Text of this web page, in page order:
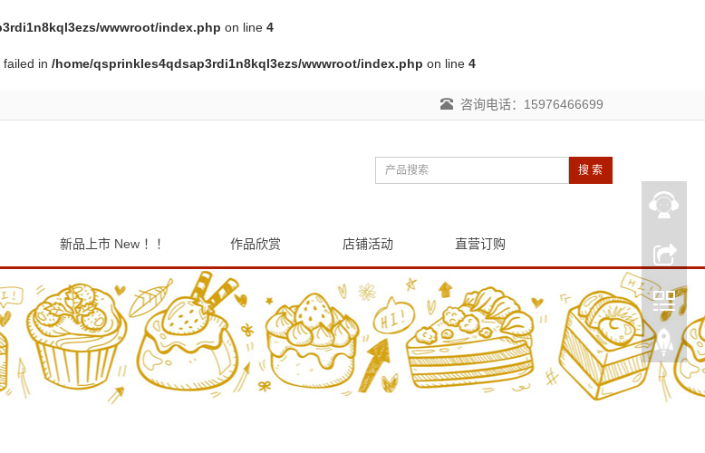
wwwroot/index.php on line 4
in /home/qsprinkles4qdsap3rdi1n8kql3ezs/wwwroot/index.php on line 4
咨询电话：15976466699
搜 索
新品上市 New ！！ 作品欣赏 店铺活动 直营订购